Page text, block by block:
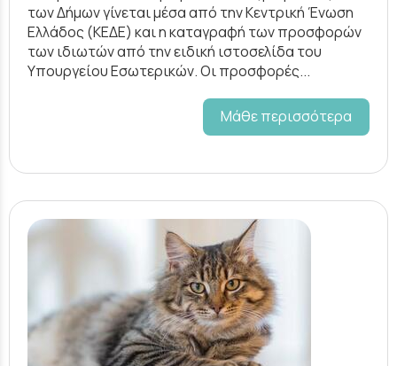
των Δήμων γίνεται μέσα από την Κεντρική Ένωση
Ελλάδος (ΚΕΔΕ) και η καταγραφή των προσφορών
των ιδιωτών από την ειδική ιστοσελίδα του
Υπουργείου Εσωτερικών. Οι προσφορές...
Μάθε περισσότερα